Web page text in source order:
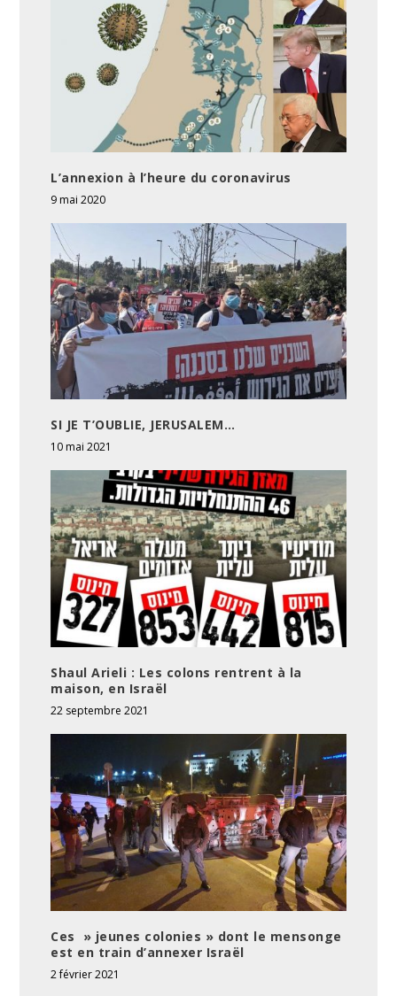
L’annexion à l’heure du coronavirus
9 mai 2020
SI JE T’OUBLIE, JERUSALEM…
10 mai 2021
Shaul Arieli : Les colons rentrent à la
maison, en Israël
22 septembre 2021
Ces » jeunes colonies » dont le mensonge
est en train d’annexer Israël
2 février 2021